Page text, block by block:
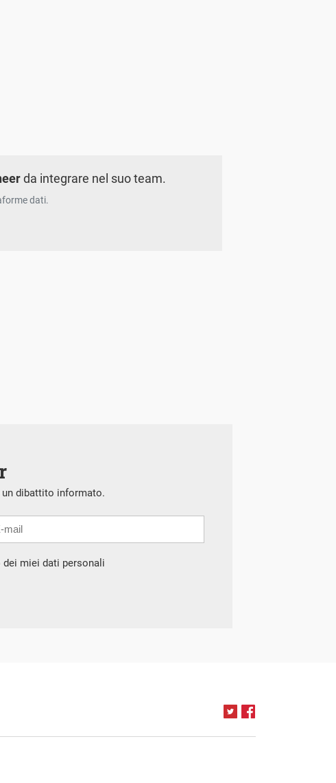
da integrare nel suo team.
dati.
un dibattito informato.
miei dati personali